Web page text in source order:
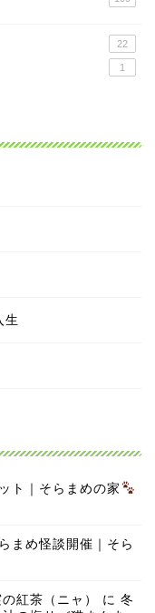
22
1
生
ト｜そらまめの家
まめ怪談開催｜そら
紅茶（ニャ） に 冬